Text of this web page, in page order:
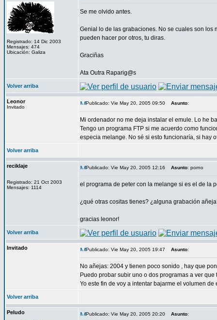
Registrado: 14 Dic 2003
Mensajes: 474
Ubicación: Galiza
Se me olvido antes.
Genial lo de las grabaciones. No se cuales son los
pueden hacer por otros, tu diras.
Graciñas
Ata Outra Raparig@s
Volver arriba
Leonor
Invitado
Publicado: Vie May 20, 2005 09:50 Asunto:
Mi ordenador no me deja instalar el emule. Lo he
Tengo un programa FTP si me acuerdo como
especia melange. No sé si esto funcionaría, si hay
Volver arriba
reciklaje
Registrado: 21 Oct 2003
Mensajes: 1114
Publicado: Vie May 20, 2005 12:16 Asunto: porno
el programa de peter con la melange si es el de la
¿qué otras cositas tienes? ¿alguna grabación
gracias leonor!
Volver arriba
Invitado Publicado: Vie May 20, 2005 19:47 Asunto:
No añejas: 2004 y tienen poco sonido , hay que
Puedo probar subir uno o dos programas a ver que
Yo este fin de voy a intentar bajarme el volumen
Volver arriba
Peludo Publicado: Vie May 20, 2005 20:20 Asunto: